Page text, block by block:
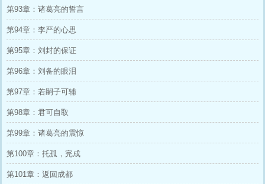
第93章：诸葛亮的誓言
第94章：李严的心思
第95章：刘封的保证
第96章：刘备的眼泪
第97章：若嗣子可辅
第98章：君可自取
第99章：诸葛亮的震惊
第100章：托孤，完成
第101章：返回成都